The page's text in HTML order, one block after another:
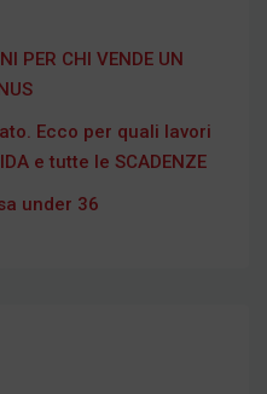
PER CHI VENDE UN
Ecco per quali lavori
e tutte le SCADENZE
under 36